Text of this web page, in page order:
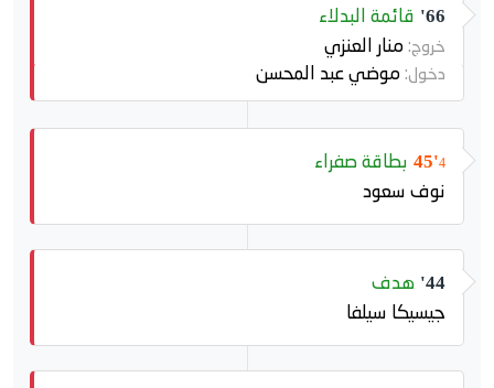
66' قائمة البدلاء
خروج: منار العنزي
دخول: موضي عبد المحسن
45'4
بطاقة صفراء
نوف سعود
44' هدف
جيسيكا سيلفا